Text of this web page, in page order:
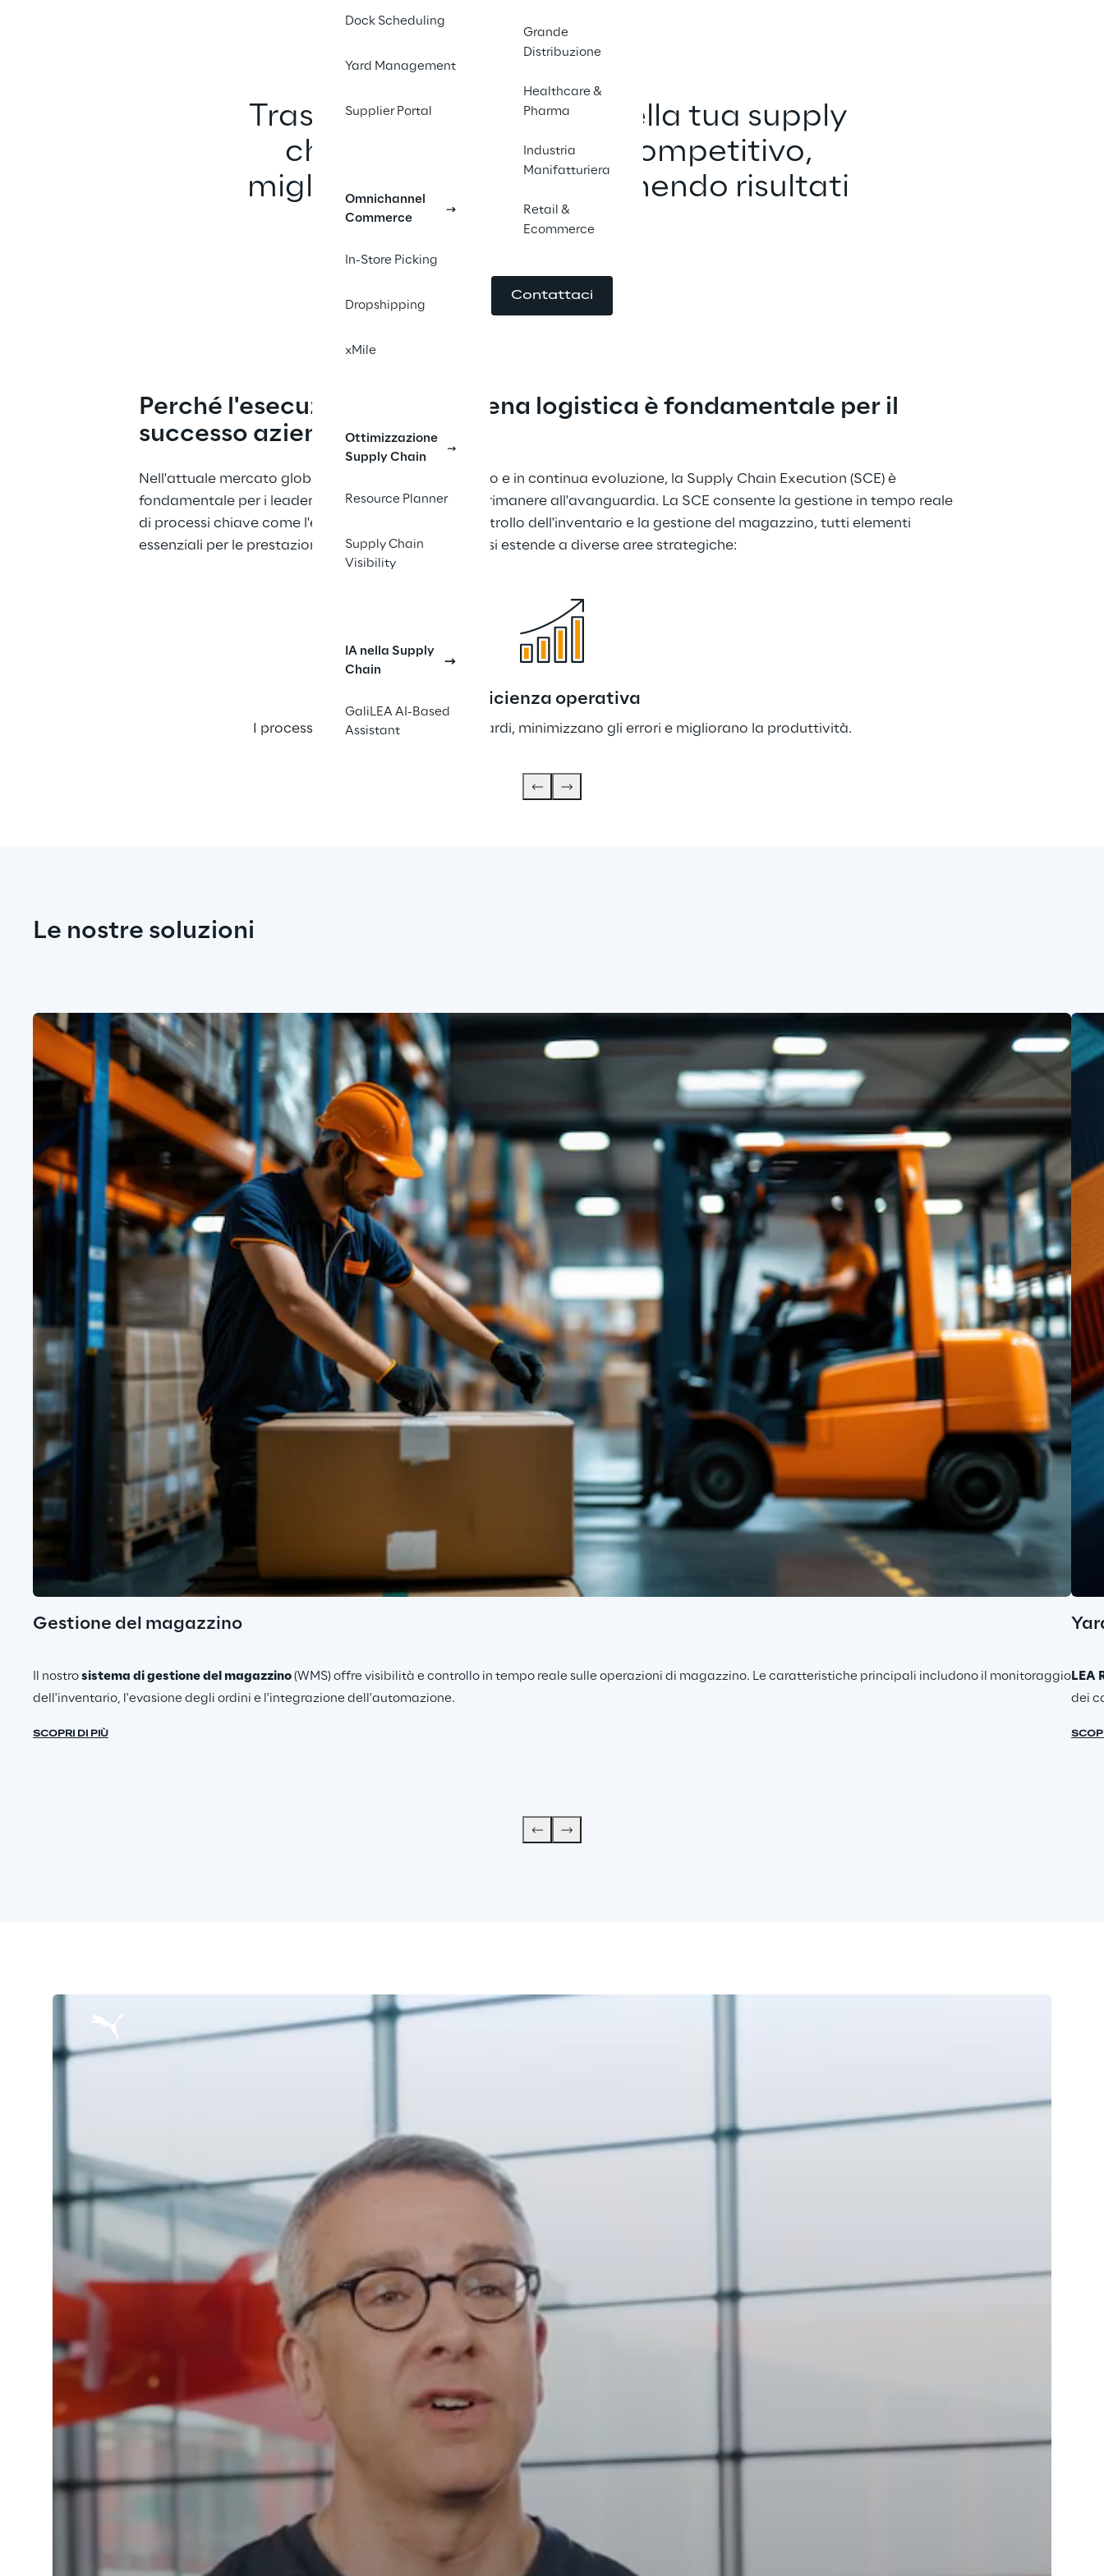
Dock Scheduling
Yard Management
Supplier Portal
Omnichannel
Commerce
In-Store Picking
Dropshipping
xMile
Ottimizzazione
Supply Chain
Resource Planner
Supply Chain
Visibility
IA nella Supply
Chain
GaliLEA AI-Based
Assistant
Grande
Distribuzione
Healthcare &
Pharma
Industria
Manifatturiera
Retail &
Ecommerce
Trasforma l'esecuzione della tua supply
chain in un vantaggio competitivo,
migliorando agilità e ottenendo risultati
concreti.
Contattaci
Perché l'esecuzione della catena logistica è fondamentale per il
successo aziendale
Nell'attuale mercato globale, sempre più competitivo e in continua evoluzione, la Supply Chain Execution (SCE) è
fondamentale per i leader aziendali che desiderano rimanere all'avanguardia. La SCE consente la gestione in tempo reale
di processi chiave come l'evasione degli ordini, il controllo dell'inventario e la gestione del magazzino, tutti elementi
essenziali per le prestazioni aziendali. Il suo impatto si estende a diverse aree strategiche:
Efficienza operativa
I processi semplificati riducono i ritardi, minimizzano gli errori e migliorano la produttività.
Le nostre soluzioni
Gestione del magazzino
Il nostrosistema di gestione del magazzino(WMS) offre visibilità e controllo in tempo reale sulle operazioni di magazzino. Le caratteristiche principali includono il monitoraggio
dell'inventario, l'evasione degli ordini e l'integrazione dell'automazione.
SCOPRI DI PIÙ
LEA
dei